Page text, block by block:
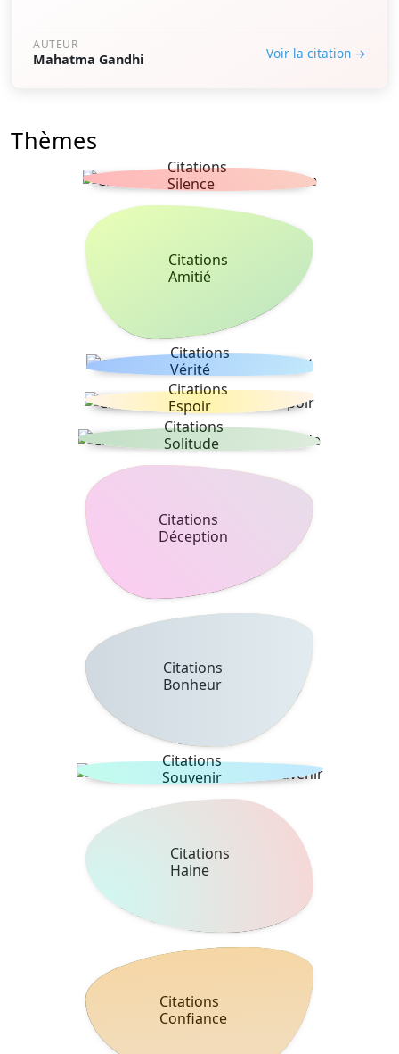
AUTEUR
Mahatma Gandhi Voir la citation →
Thèmes
Citations
Silence
Citations
Amitié
Citations
Vérité
Citations
Espoir
Citations
Solitude
Citations
Déception
Citations
Bonheur
Citations
Souvenir
Citations
Haine
Citations
Confiance